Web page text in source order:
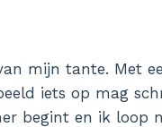
mijn tante. Met
iets op mag
begint en ik loop